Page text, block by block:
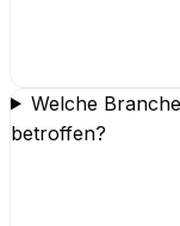
Welche
betroffen?